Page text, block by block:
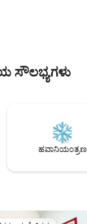
ಸೌಲಭ್ಯಗಳು
ಹವಾನಿಯಂತ್ರಣ